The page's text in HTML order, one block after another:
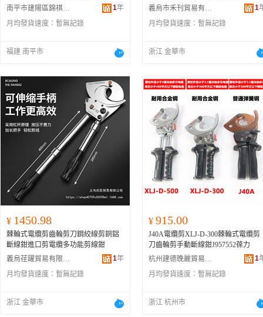
直柄剪刀-J400直柄剪刀-J400直柄剪
刀、J400伸縮柄剪刀-J400伸縮柄剪刀-
J400伸縮柄剪刀、J630直柄剪刀-J630
剪刀-J630伸縮柄剪刀-J630伸縮柄剪
刀、J13導線剪刀-J13導線剪刀-J13導
5導線剪刀、J30導線剪刀-J30導線剪
刀-J30導線剪刀、J50導線剪刀-J50導
線剪刀-J50導線剪刀、J40電纜剪刀-J4
0電纜剪刀-J40電纜剪刀、J40A電纜剪
刀-J40A電纜剪刀-J40A電纜剪刀、J52
電纜剪刀-J52電纜剪刀-J52電纜剪刀、
J75電纜剪刀- J75電纜剪刀-J75電纜剪
、J95電纜剪刀-J95電纜剪刀-J95電
纜剪刀、J100電纜剪刀-J100電纜剪刀-
J100電纜剪刀、J130電纜剪刀-J130電
纜剪刀-J130電纜剪刀、SDJ-80液壓剪
刀-SDJ-80液壓剪刀-SDJ-80液壓剪
刀、CPC-75手動液壓剪刀-CPC-75手
動液壓剪刀-CPC-75手動液壓剪刀、C
PC-40BL手動液壓剪刀-CPC-40BL手動
液壓剪刀-CPC-40BL手動液壓剪刀、D
-300小型電纜剪刀-D-300小型電纜剪
刀-D-300小型電纜剪刀、D-500小型電
纜剪刀(手柄可伸縮)-D-500小型電纜剪
刀(手柄可伸縮)-D-500小型電纜剪刀(
南平市建陽區錦祺霖百貨商行 1年
月均發貨速度： 暫無記錄
福建 南平市
義烏市禾刊貿易有限公司
1
月均發貨速度： 暫無記錄
浙江 金華市
¥ 1450.98
棘輪式電纜剪齒輪剪刀鋼絞線剪銅鋁
斷線鉗進口剪電纜多功能剪線鉗
義烏荏躍貿易有限公司
1年
月均發貨速度： 暫無記錄
浙江 金華市
¥ 915.00
J40A電纜剪XLJ-D-300棘輪式電纜剪
刀齒輪剪手動斷線鉗J957552葆力
杭州建德晚麗貿易商行
1
月均發貨速度： 暫無記錄
浙江 杭州市